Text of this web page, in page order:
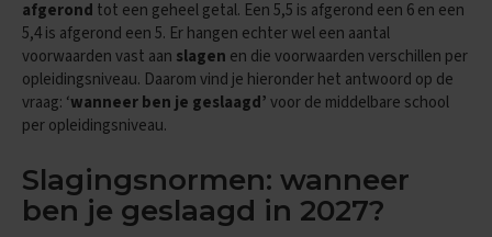
i
e
E
x
a
n
t
afgerond tot een geheel getal. Een 5,5 is afgerond een 6 en een
5,4 is afgerond een 5. Er hangen echter wel een aantal
voorwaarden vast aan slagen en die voorwaarden verschillen per
opleidingsniveau. Daarom vind je hieronder het antwoord op de
vraag: ‘wanneer ben je geslaagd’voor de middelbare school
per opleidingsniveau.
Slagingsnormen: wanneer
ben je geslaagd in 2027?